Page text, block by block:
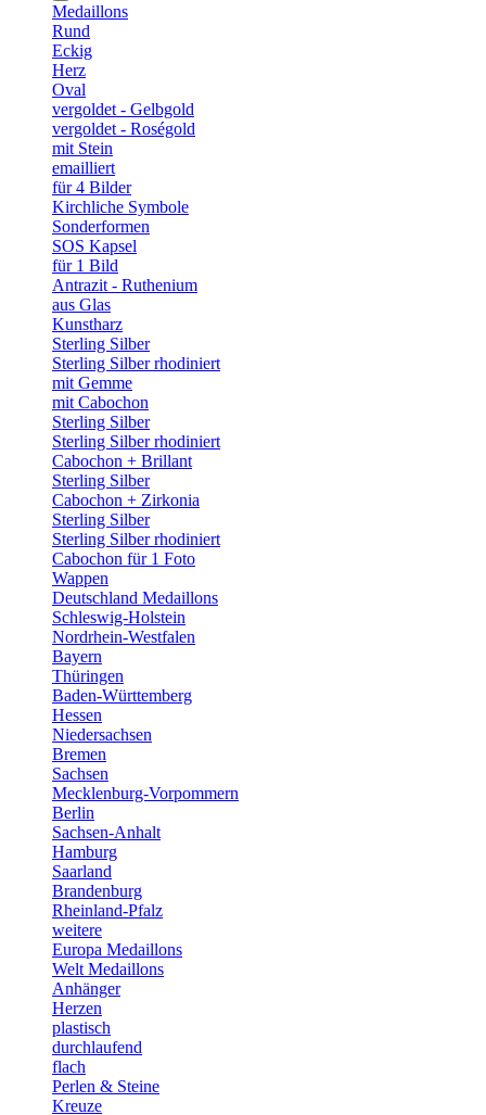
Medaillons
Rund
Eckig
Herz
Oval
vergoldet - Gelbgold
vergoldet - Roségold
mit Stein
emailliert
für 4 Bilder
Kirchliche Symbole
Sonderformen
SOS Kapsel
für 1 Bild
Antrazit - Ruthenium
aus Glas
Kunstharz
Sterling Silber
Sterling Silber rhodiniert
mit Gemme
mit Cabochon
Sterling Silber
Sterling Silber rhodiniert
Cabochon + Brillant
Sterling Silber
Cabochon + Zirkonia
Sterling Silber
Sterling Silber rhodiniert
Cabochon für 1 Foto
Wappen
Deutschland Medaillons
Schleswig-Holstein
Nordrhein-Westfalen
Bayern
Thüringen
Baden-Württemberg
Hessen
Niedersachsen
Bremen
Sachsen
Mecklenburg-Vorpommern
Berlin
Sachsen-Anhalt
Hamburg
Saarland
Brandenburg
Rheinland-Pfalz
weitere
Europa Medaillons
Welt Medaillons
Anhänger
Herzen
plastisch
durchlaufend
flach
Perlen & Steine
Kreuze